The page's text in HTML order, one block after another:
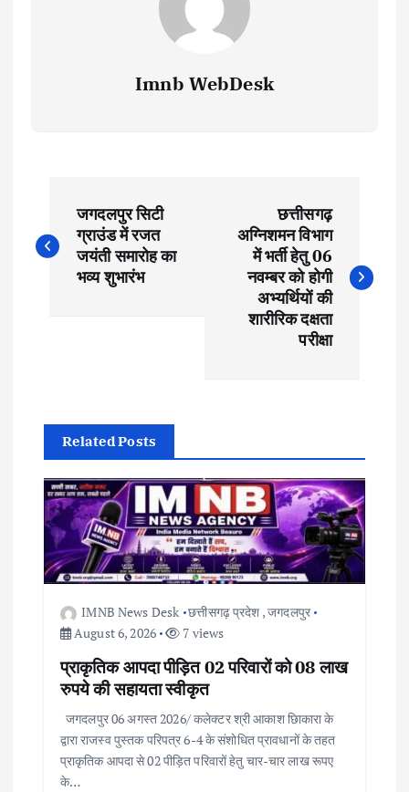
Imnb WebDesk
o
a
v
g
a
जगदलपुर सिटी
ग्राउंड में रजत
जयंती समारोह का
भव्य शुभारंभ
छत्तीसगढ़
अग्निशमन विभाग
में भर्ती हेतु 06
नवम्बर को होगी
अभ्यर्थियों की
शारीरिक दक्षता
परीक्षा
Related Posts
IMNB News Desk छत्तीसगढ़ प्रदेश ,जगदलपुर
August 6, 2026
7 views
प्राकृतिक आपदा पीड़ित 02 परिवारों को 08 लाख
रुपये की सहायता स्वीकृत
जगदलपुर 06 अगस्त 2026/ कलेक्टर श्री आकाश छिाकारा के
द्वारा राजस्व पुस्तक परिपत्र 6-4 के संशोधित प्रावधानों के तहत
प्राकृतिक आपदा से 02 पीड़ित परिवारों हेतु चार-चार लाख रूपए
के…